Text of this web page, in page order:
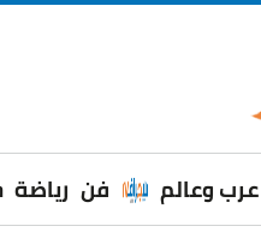
عرب وعالم فن رياضة